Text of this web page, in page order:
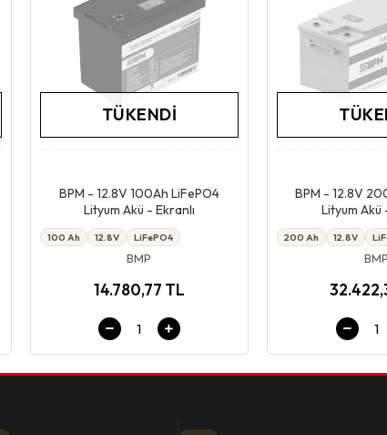
TÜKENDI
BPM - 12.8V 100Ah LiFePO4
Lityum Akü - Ekranlı
100 Ah 12.8V LiFePO4
BMP
14.780,77 TL
BPM - 12.8V
Lityum Akü
200 Ah 12.8V
BMP